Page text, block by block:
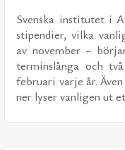
Svens­ka in­sti­tu­tet i
sti­pen­di­er, vil­ka
av no­vem­ber –
ter­min­s­långa och
feb­ru­a­ri var­je år.
ner ly­ser van­li­gen ut